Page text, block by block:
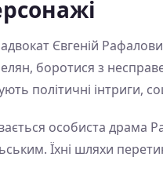
Євгеній
боротися з
політичні інтриги,
особиста драма
Їхні шляхи